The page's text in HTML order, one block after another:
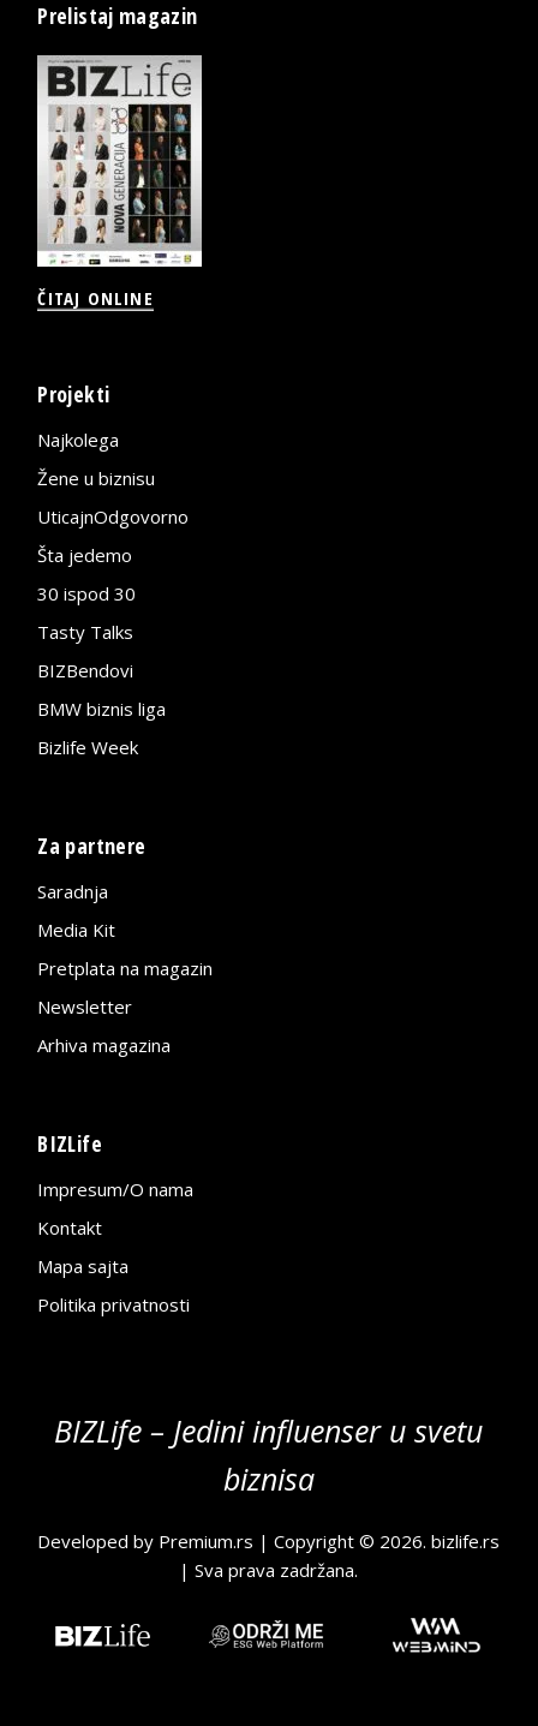
Prelistaj magazin
ČITAJ ONLINE
Projekti
Najkolega
Žene u biznisu
UticajnOdgovorno
Šta jedemo
30 ispod 30
Tasty Talks
BIZBendovi
BMW biznis liga
Bizlife Week
Za partnere
Saradnja
Media Kit
Pretplata na magazin
Newsletter
Arhiva magazina
BIZLife
Impresum/O nama
Kontakt
Mapa sajta
Politika privatnosti
BIZLife – Jedini influenser u svetu
biznisa
Developed by Premium.rs | Copyright © 2026.bizlife.rs
| Sva prava zadržana.